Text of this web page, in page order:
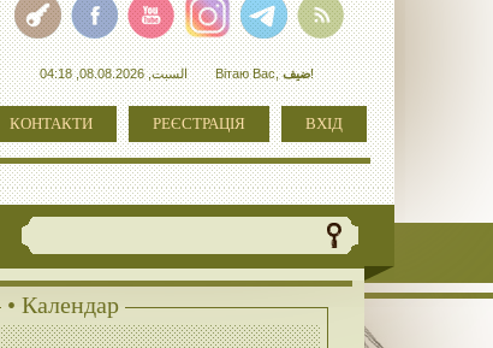
السبت, 08.08.2026, 04:18 Вітаю Вас,ضيف!
КОНТАКТИ РЕЄСТРАЦІЯ ВХІД
• Календар